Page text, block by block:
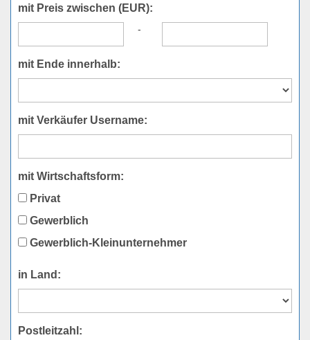
mit Preis zwischen (EUR):
-
mit Ende innerhalb:
mit Verkäufer Username:
mit Wirtschaftsform:
Privat
Gewerblich
Gewerblich-Kleinunternehmer
in Land:
Postleitzahl: